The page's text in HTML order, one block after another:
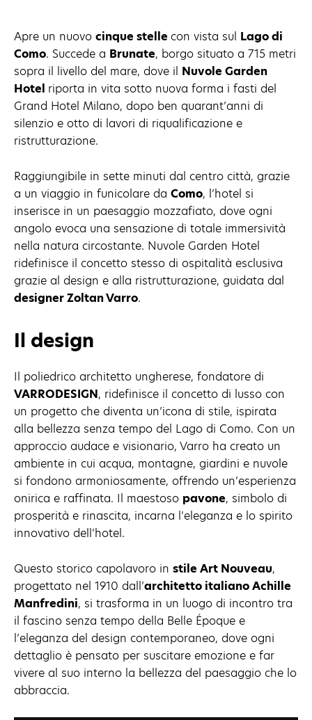
Apre un nuovo cinque stellecon vista sul Lago di
Como. Succede a Brunate, borgo situato a 715 metri
sopra il livello del mare, dove il Nuvole Garden
Hotel riporta in vita sotto nuova forma i fasti del
Grand Hotel Milano, dopo ben quarant’anni di
silenzio e otto di lavori di riqualificazione e
ristrutturazione.
Raggiungibile in sette minuti dal centro città, grazie
a un viaggio in funicolare da Como, l’hotel si
inserisce in un paesaggio mozzafiato, dove ogni
angolo evoca una sensazione di totale immersività
nella natura circostante. Nuvole Garden Hotel
ridefinisce il concetto stesso di ospitalità esclusiva
grazie al design e alla ristrutturazione, guidata dal
designer Zoltan Varro.
Il design
Il poliedrico architetto ungherese, fondatore di
VARRODESIGN, ridefinisce il concetto di lusso con
un progetto che diventa un’icona di stile, ispirata
alla bellezza senza tempo del Lago di Como. Con un
approccio audace e visionario, Varro ha creato un
ambiente in cui acqua, montagne, giardini e nuvole
si fondono armoniosamente, offrendo un’esperienza
onirica e raffinata. Il maestoso pavone, simbolo di
prosperità e rinascita, incarna l’eleganza e lo spirito
innovativo dell’hotel.
Questo storico capolavoro in stile Art Nouveau,
progettato nel 1910 dall’architetto italiano Achille
Manfredini, si trasforma in un luogo di incontro tra
il fascino senza tempo della Belle Époque e
l’eleganza del design contemporaneo, dove ogni
dettaglio è pensato per suscitare emozione e far
vivere al suo interno la bellezza del paesaggio che lo
abbraccia.